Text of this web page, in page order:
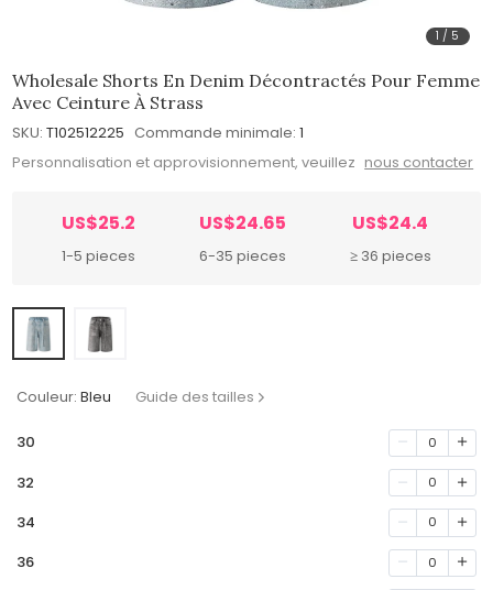
1 / 5
Wholesale Shorts En Denim Décontractés Pour Femme
Avec Ceinture À Strass
SKU: T102512225 Commande minimale: 1
Personnalisation et approvisionnement, veuillez nous contacter
US$25.2
1-5 pieces
US$24.65
6-35 pieces
US$24.4
≥ 36 pieces
Couleur: Bleu Guide des tailles
30 0
32 0
34 0
36 0